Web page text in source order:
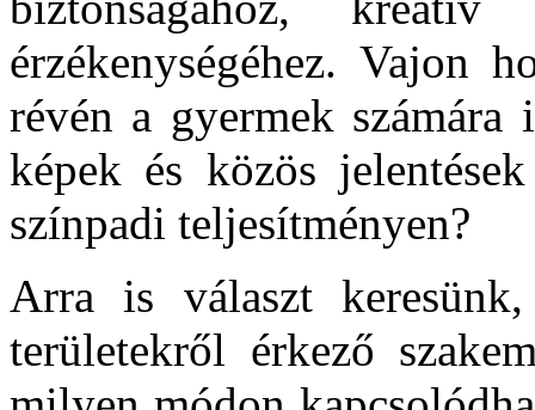
érzékenységéhez. Vajon
révén a gyermek
képek és közös
színpadi teljesítményen?
Arra is választ
területekről érkező